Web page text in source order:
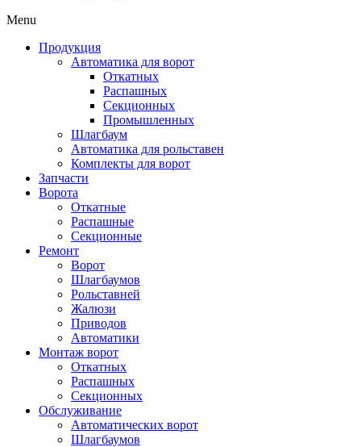
Menu
Продукция
Автоматика для ворот
Откатных
Распашных
Секционных
Промышленных
Шлагбаум
Автоматика для рольставен
Комплекты для ворот
Запчасти
Ворота
Откатные
Распашные
Секционные
Ремонт
Ворот
Шлагбаумов
Рольставней
Жалюзи
Приводов
Автоматики
Монтаж ворот
Откатных
Распашных
Секционных
Обслуживание
Автоматических ворот
Шлагбаумов